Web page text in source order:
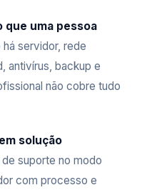
que uma pessoa
há servidor, rede
antivírus, backup e
não cobre tudo
solução
suporte no modo
com processo e